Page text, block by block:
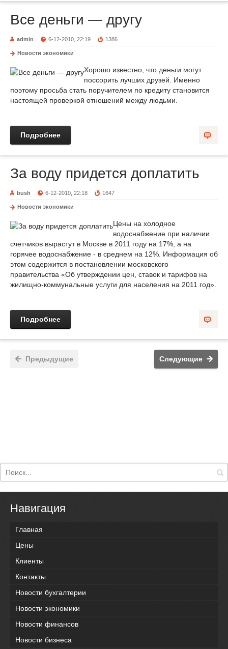
Все деньги — другу
admin 6-12-2010, 22:19 1386
Новости экономики
Хорошо известно, что деньги могут
поссорить лучших друзей. Именно
поэтому просьба стать поручителем по кредиту становится
настоящей проверкой отношений между людьми.
Подробнее
За воду придется доплатить
bush 6-12-2010, 22:18 1647
Новости экономики
Цены на холодное
водоснабжение при наличии
счетчиков вырастут в Москве в 2011 году на 17%, а на
горячее водоснабжение - в среднем на 12%. Информация об
этом содержится в постановлении московского
правительства «Об утверждении цен, ставок и тарифов на
жилищно-коммунальные услуги для населения на 2011 год».
Подробнее
Предыдущие Следующие
Навигация
Главная
Цены
Клиенты
Контакты
Новости бухгалтерии
Новости экономики
Новости финансов
Новости бизнеса